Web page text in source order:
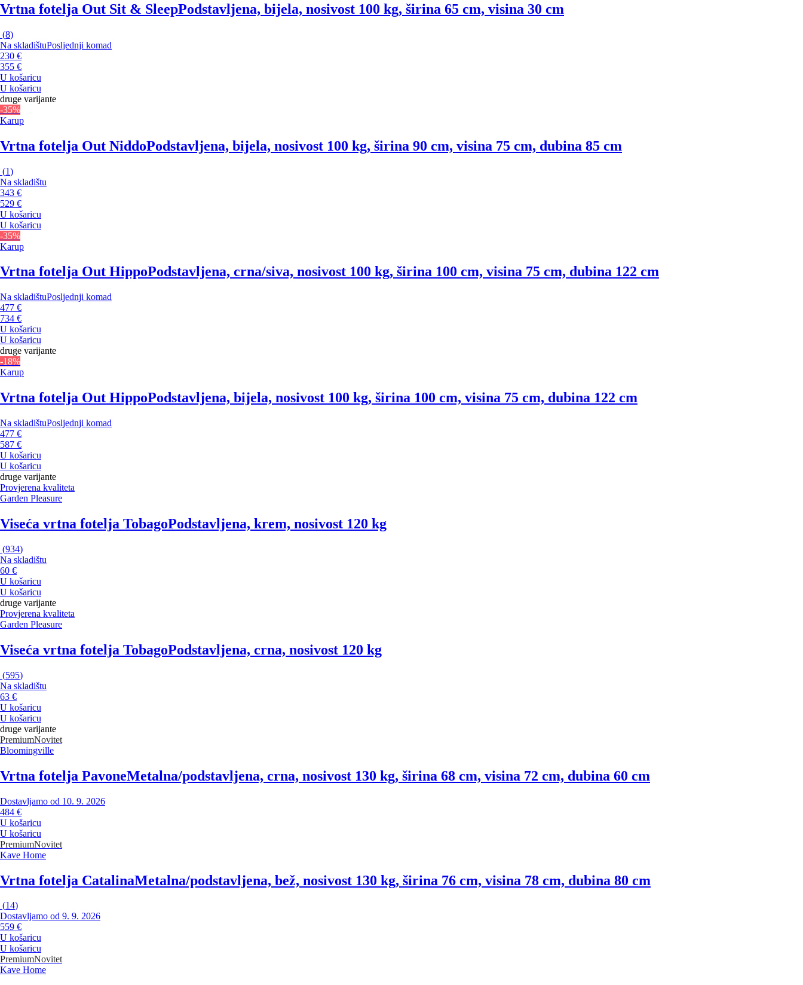
Vrtna fotelja Out Sit & SleepPodstavljena, bijela, nosivost 100 kg, širina 65 cm, visina 30 cm
(8)
Na skladištuPosljednji komad
230 €
355 €
U košaricu
U košaricu
druge varijante
-35%
Karup
Vrtna fotelja Out NiddoPodstavljena, bijela, nosivost 100 kg, širina 90 cm, visina 75 cm, dubina 85 cm
(1)
Na skladištu
343 €
529 €
U košaricu
U košaricu
-35%
Karup
Vrtna fotelja Out HippoPodstavljena, crna/siva, nosivost 100 kg, širina 100 cm, visina 75 cm, dubina 122 cm
Na skladištuPosljednji komad
477 €
734 €
U košaricu
U košaricu
druge varijante
-18%
Karup
Vrtna fotelja Out HippoPodstavljena, bijela, nosivost 100 kg, širina 100 cm, visina 75 cm, dubina 122 cm
Na skladištuPosljednji komad
477 €
587 €
U košaricu
U košaricu
druge varijante
Provjerena kvaliteta
Garden Pleasure
Viseća vrtna fotelja TobagoPodstavljena, krem, nosivost 120 kg
(934)
Na skladištu
60 €
U košaricu
U košaricu
druge varijante
Provjerena kvaliteta
Garden Pleasure
Viseća vrtna fotelja TobagoPodstavljena, crna, nosivost 120 kg
(595)
Na skladištu
63 €
U košaricu
U košaricu
druge varijante
PremiumNovitet
Bloomingville
Vrtna fotelja PavoneMetalna/podstavljena, crna, nosivost 130 kg, širina 68 cm, visina 72 cm, dubina 60 cm
Dostavljamo od 10. 9. 2026
484 €
U košaricu
U košaricu
PremiumNovitet
Kave Home
Vrtna fotelja CatalinaMetalna/podstavljena, bež, nosivost 130 kg, širina 76 cm, visina 78 cm, dubina 80 cm
(14)
Dostavljamo od 9. 9. 2026
559 €
U košaricu
U košaricu
PremiumNovitet
Kave Home